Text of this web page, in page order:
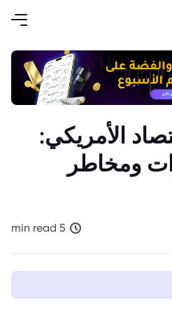
الأمريكي:
ومخاطر
5 min read